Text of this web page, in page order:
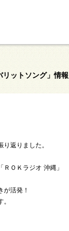
リットソング」情
返りました。
ＯＫラジオ 沖縄」
が活発！